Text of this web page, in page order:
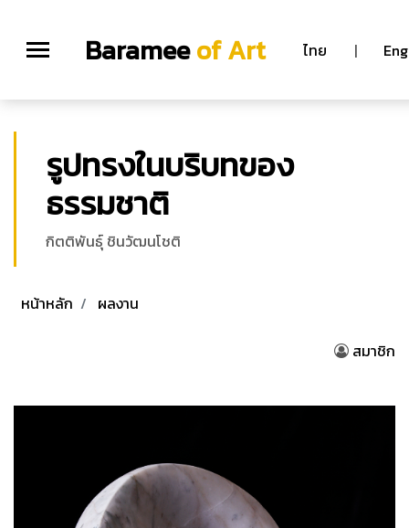
Barameeof Art ไทย | Eng
รูปทรงในบริบทของ
ธรรมชาติ
กิตติพันธุ์ ชินวัฒนโชติ
หน้าหลัก ผลงาน
สมาชิก